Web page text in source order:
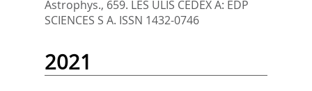
Astrophys., 659. LES ULIS CEDEX A: EDP
SCIENCES S A. ISSN 1432-0746
2021